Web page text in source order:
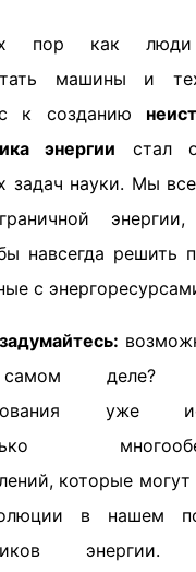
пор как люди
машины и
к созданию
энергии стал
задач науки. Мы
энергии,
навсегда решить
с
деле?
уже
которые могут
в нашем
энергии.